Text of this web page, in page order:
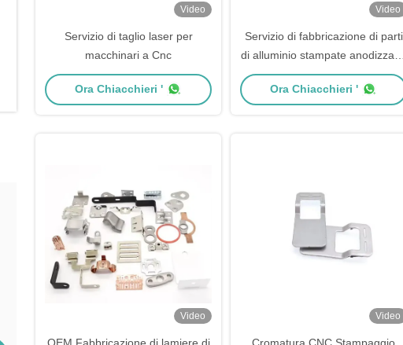
Video
Servizio di taglio laser per
macchinari a Cnc
Ora Chiacchieri '
Video
Servizio di fabbricazione di parti
di alluminio stampate anodizzate,
taglio laser, punzonatura
Ora Chiacchieri '
Video Video